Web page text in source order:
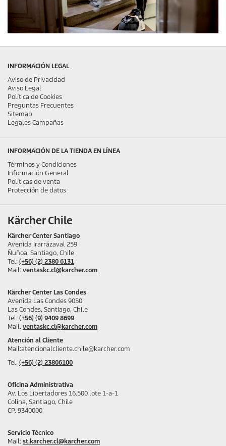
INFORMACIÓN LEGAL
Aviso de Privacidad
Aviso Legal
Política de Cookies
Preguntas Frecuentes
Sitemap
Legales Campañas
INFORMACIÓN DE LA TIENDA EN LÍNEA
Términos y Condiciones
Información General
Políticas de venta
Protección de datos
Kärcher Chile
Kärcher Center Santiago
Avenida Irarrázaval 259
Ñuñoa, Santiago, Chile
Tel: (+56) (2) 2380 6131
Mail: ventaskc.cl@karcher.com
Kärcher Center Las Condes
Avenida Las Condes 9050
Las Condes, Santiago, Chile
Tel. (+56) (9) 9409 8699
Mail. ventaskc.cl@karcher.com
Atención al Cliente
Mail:atencionalcliente.chile@karcher.com
Tel. (+56) (2) 23806100
Oficina Administrativa
Av. Los Libertadores 16.500 lote 1-a-1
Colina, Santiago, Chile
CP. 9340000
Servicio Técnico
Mail: st.karcher.cl@karcher.com